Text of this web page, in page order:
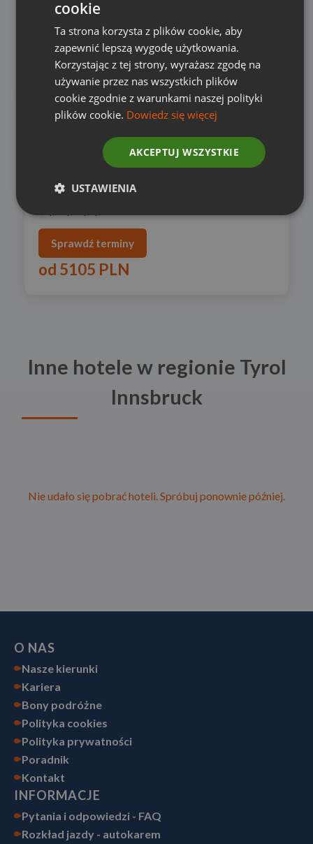
JUFA
Austria /Hinterstoder/Wurzeralm
skipass w cenie
dla rodzin
dobra jakość, świetna cena
Sprawdź terminy
od 5105 PLN
Inne hotele w regionie Tyrol
Innsbruck
Nie udało się pobrać hoteli. Spróbuj ponownie później.
O NAS
Nasze kierunki
Kariera
Bony podróżne
Polityka cookies
Polityka prywatności
Poradnik
Kontakt
INFORMACJE
Pytania i odpowiedzi - FAQ
Rozkład jazdy - autokarem
cookie
Ta strona korzysta z plików cookie, aby
zapewnić lepszą wygodę użytkowania.
Korzystając z tej strony, wyrażasz zgodę na
używanie przez nas wszystkich plików
cookie zgodnie z warunkami naszej polityki
plików cookie. Dowiedz się więcej
AKCEPTUJ WSZYSTKIE
USTAWIENIA